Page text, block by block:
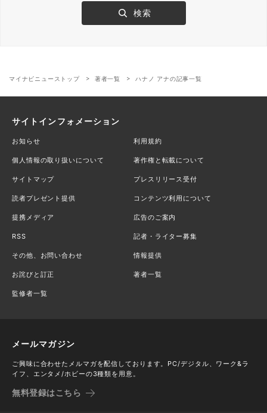
マイナビニューストップ 著者一覧 ハナノ アナの記事一覧
サイトインフォメーション
お知らせ 利用規約
個人情報の取り扱いについて 著作権と転載について
サイトマップ プレスリリース受付
読者プレゼント提供 コンテンツ利用について
提携メディア 広告のご案内
RSS 記者・ライター募集
その他、お問い合わせ 情報提供
お詫びと訂正 著者一覧
監修者一覧
メールマガジン
ご興味に合わせたメルマガを配信しております。PC/デジタル、ワーク&ラ
イフ、エンタメ/ホビーの3種類を用意。
無料登録はこちら